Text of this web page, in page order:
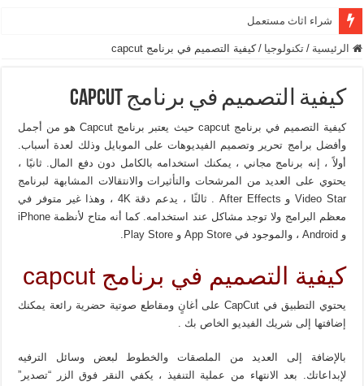
شراء اثاث مستعمل
الرئيسية / تكنولوجيا / كيفية التصميم في برنامج capcut
كيفية التصميم في برنامج capcut
كيفية التصميم في برنامج capcut حيث يعتبر برنامج Capcut هو من أجمل
وأفضل برامج تحرير وتصميم الفيديوهات على الموبايل وذلك لعدة أسباب.
أولاً ، إنه برنامج مجاني ، يمكنك استخدامه بالكامل دون دفع المال. ثانيًا ،
يحتوي على العديد من المرشحات والتأثيرات والانتقالات المشابهة لبرنامج
Video Star و After Effects . ثالثًا ، يدعم دقة 4K ، وهذا غير متوفر في
معظم البرامج ولا توجد مشاكل عند استخدامه. كما أنه متاح لأنظمة iPhone
و Android ، والموجود في App Store و Play Store.
كيفية التصميم في برنامج capcut
يحتوي التطبيق في CapCut على أغانٍ ومقاطع صوتية حضرية رائعة يمكنك
إضافتها إلى شريك الفيديو الخاص بك .
بالإضافة إلى العديد من الملصقات والخطوط لبعض وسائل الترفيه
لإبداعاتك. بعد الانتهاء من عملية التنفيذ ، يكفي النقر فوق الزر “تصدير”